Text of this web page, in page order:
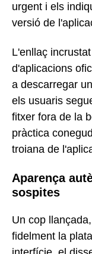
urgent i els
versió de
L'enllaç
d'aplicacions
a descarregar
els usuaris
fitxer fora de la
pràctica
troiana de
Aparença
sospites
Un cop
fidelment la